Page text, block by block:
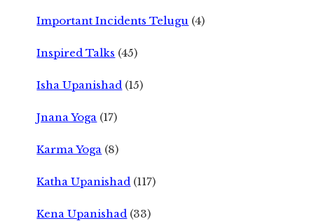
Important Incidents Telugu (4)
Inspired Talks (45)
Isha Upanishad (15)
Jnana Yoga (17)
Karma Yoga (8)
Katha Upanishad (117)
Kena Upanishad (33)